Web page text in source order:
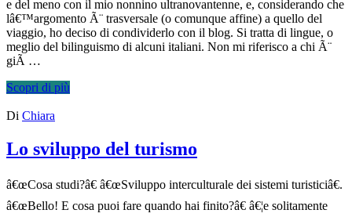
e del meno con il mio nonnino ultranovantenne, e, considerando che
lâ€™argomento Ã¨ trasversale (o comunque affine) a quello del
viaggio, ho deciso di condividerlo con il blog. Si tratta di lingue, o
meglio del bilinguismo di alcuni italiani. Non mi riferisco a chi Ã¨
giÃ …
Scopri di più
Di Chiara
Lo sviluppo del turismo
â€œCosa studi?â€ â€œSviluppo interculturale dei sistemi turisticiâ€.
â€œBello! E cosa puoi fare quando hai finito?â€ â€¦e solitamente